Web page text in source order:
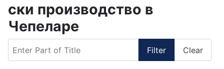
ски производство в
Чепеларе
Filter Clear